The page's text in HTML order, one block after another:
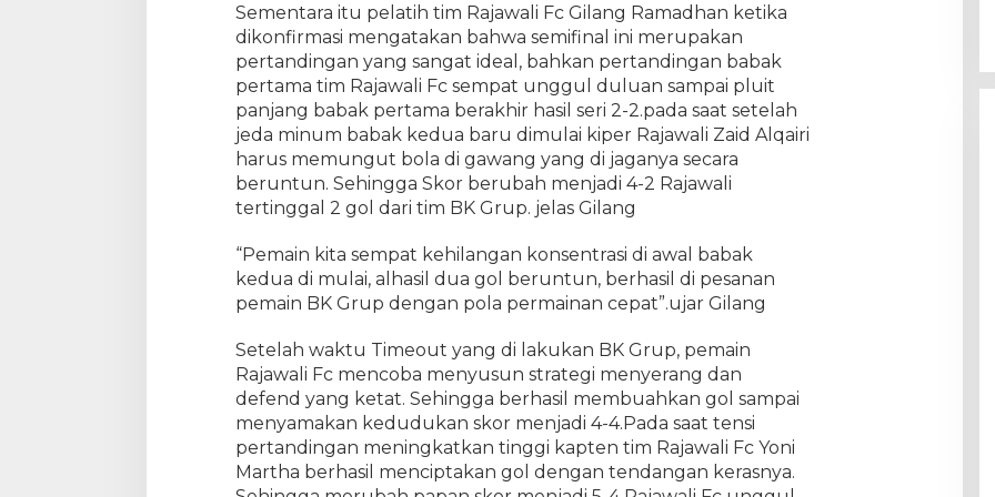
S
t
e
l
a
h
M
e
n
k
l
u
a
n
T
i
m
F
Sementara itu pelatih tim Rajawali Fc Gilang Ramadhan ketika
dikonfirmasi mengatakan bahwa semifinal ini merupakan
pertandingan yang sangat ideal, bahkan pertandingan babak
pertama tim Rajawali Fc sempat unggul duluan sampai pluit
panjang babak pertama berakhir hasil seri 2-2.pada saat setelah
jeda minum babak kedua baru dimulai kiper Rajawali Zaid Alqairi
harus memungut bola di gawang yang di jaganya secara
beruntun. Sehingga Skor berubah menjadi 4-2 Rajawali
tertinggal 2 gol dari tim BK Grup. jelas Gilang
“Pemain kita sempat kehilangan konsentrasi di awal babak
kedua di mulai, alhasil dua gol beruntun, berhasil di pesanan
pemain BK Grup dengan pola permainan cepat”.ujar Gilang
Setelah waktu Timeout yang di lakukan BK Grup, pemain
Rajawali Fc mencoba menyusun strategi menyerang dan
defend yang ketat. Sehingga berhasil membuahkan gol sampai
menyamakan kedudukan skor menjadi 4-4.Pada saat tensi
pertandingan meningkatkan tinggi kapten tim Rajawali Fc Yoni
Martha berhasil menciptakan gol dengan tendangan kerasnya.